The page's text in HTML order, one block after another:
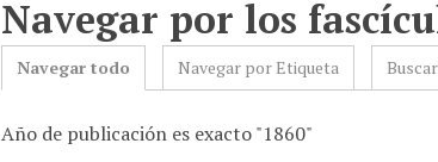
Navegar por los
Navegar todo Navegar por Etiqueta
Año de publicación es exacto "1860"